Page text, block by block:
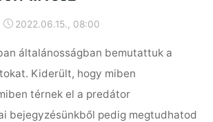
2022.06.15., 08:00
általánosságban bemutattuk a
Kiderült, hogy miben
térnek el a predátor
bejegyzésünkből pedig megtudhatod